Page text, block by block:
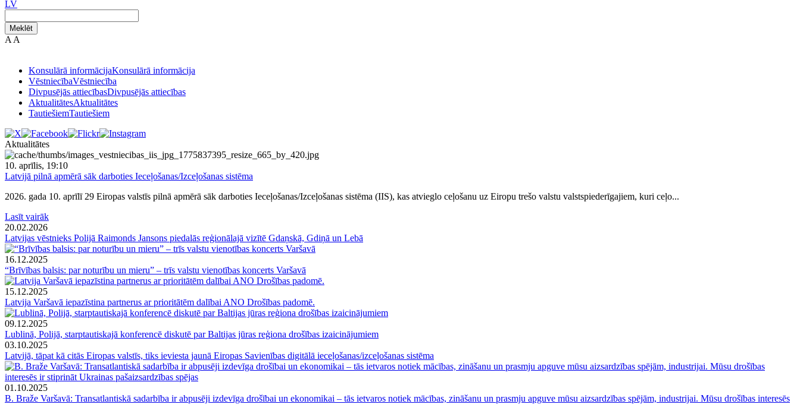
LV
Meklēt
A A
Konsulārā informācijaKonsulārā informācija
VēstniecībaVēstniecība
Divpusējās attiecībasDivpusējās attiecības
AktualitātesAktualitātes
TautiešiemTautiešiem
Aktualitātes
10. aprīlis, 19:10
Latvijā pilnā apmērā sāk darboties Ieceļošanas/Izceļošanas sistēma
2026. gada 10. aprīlī 29 Eiropas valstīs pilnā apmērā sāk darboties Ieceļošanas/Izceļošanas sistēma (IIS), kas atvieglo ceļošanu uz Eiropu trešo valstu valstspiederīgajiem, kuri ceļo...
Lasīt vairāk
20.02.2026
Latvijas vēstnieks Polijā Raimonds Jansons piedalās reģionālajā vizītē Gdaņskā, Gdiņā un Lebā
16.12.2025
“Brīvības balsis: par noturību un mieru” – trīs valstu vienotības koncerts Varšavā
15.12.2025
Latvija Varšavā iepazīstina partnerus ar prioritātēm dalībai ANO Drošības padomē.
09.12.2025
Lublinā, Polijā, starptautiskajā konferencē diskutē par Baltijas jūras reģiona drošības izaicinājumiem
03.10.2025
Latvijā, tāpat kā citās Eiropas valstīs, tiks ieviesta jaunā Eiropas Savienības digitālā ieceļošanas/izceļošanas sistēma
01.10.2025
B. Braže Varšavā: Transatlantiskā sadarbība ir abpusēji izdevīga drošībai un ekonomikai – tās ietvaros notiek mācības, zināšanu un prasmju apguve mūsu aizsardzības spējām, industrijai. Mūsu drošības interesēs